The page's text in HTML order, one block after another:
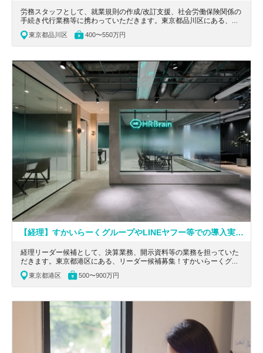
労務スタッフとして、就業規則の作成/改訂支援、社会労働保険関係の
手続き代行業務等に携わっていただきます。東京都品川区にある、有
資格者必見！フレックスタイム！完全週休二日制！医療機関の経営を
総合的に支援する税理士法人の求人です。
東京都品川区 400〜550万円
【経理】すかいらーくグループやLINEヤフー等での導入実績有！人事DXの促進を進める、資金調達額46億円を達成した急成長中の企業
経理リーダー候補として、決算業務、開示資料等の業務を担っていた
だきます。東京都港区にある、リーダー候補募集！すかいらーくグル
ープやLINEヤフー等での導入実績有！人事DXのさらなる促進を進め
る、急成長中のスタートアップの求人です。
東京都港区 500〜900万円